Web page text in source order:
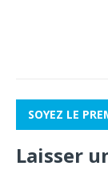
SOYEZ LE
Laisser